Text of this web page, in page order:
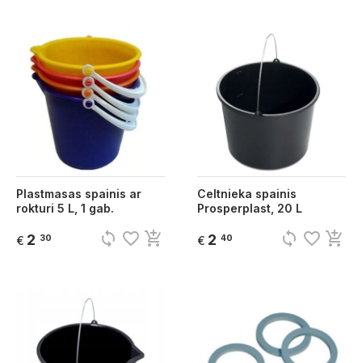
Plastmasas spainis ar
rokturi 5 L, 1 gab.
€ 2 30 sync favorite_border add_shopping_cart
Celtnieka spainis
Prosperplast, 20 L
€ 2 40 sync favorite_border add_shopping_cart